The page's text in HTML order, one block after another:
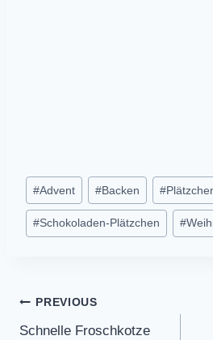
Post
Tags:
#Advent #Backen #
#Schokoladen-Plätzchen #
Post
PREVIOUS
Schnelle Froschkotze